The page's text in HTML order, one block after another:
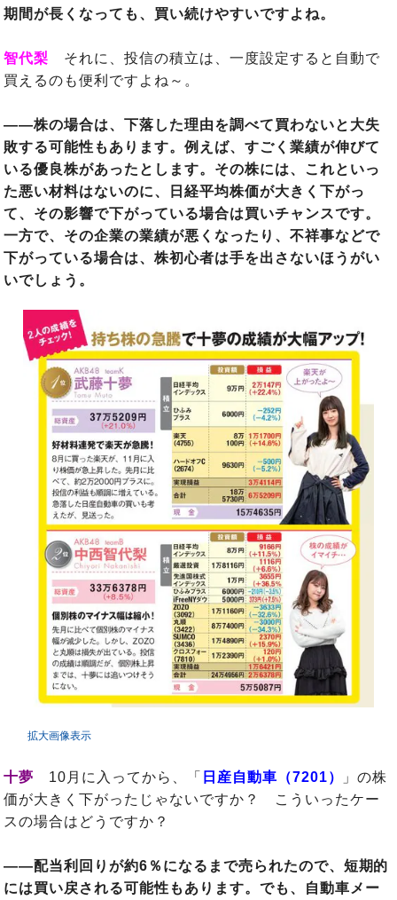
期間が長くなっても、買い続けやすいですよね。
智代梨 それに、投信の積立は、一度設定すると自動で
買えるのも便利ですよね～。
――株の場合は、下落した理由を調べて買わないと大失
敗する可能性もあります。例えば、すごく業績が伸びて
いる優良株があったとします。その株には、これといっ
た悪い材料はないのに、日経平均株価が大きく下がっ
て、その影響で下がっている場合は買いチャンスです。
一方で、その企業の業績が悪くなったり、不祥事などで
下がっている場合は、株初心者は手を出さないほうがい
いでしょう。
拡大画像表示
十夢 10月に入ってから、「 日産自動車（7201）
」の株
価が大きく下がったじゃないですか？ こういったケー
スの場合はどうですか？
――配当利回りが約6％になるまで売られたので、短期的
には買い戻される可能性もあります。でも、自動車メー